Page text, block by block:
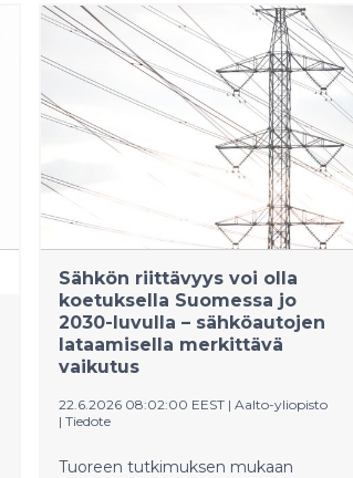
paikallisia ja matkailijoita. Rakentamisen
on tarkoitus käynnistyä syksyllä 2026
asemakaavan vahvistumisen jälkeen,
jolloin uusi palvelukokonaisuus
avattaisiin kesällä 2027. Investoinnin
arvo on noin 10,7 miljoonaa euroa.
Sähkön riittävyys voi olla
koetuksella Suomessa jo
2030-​luvulla – sähköautojen
lataamisella merkittävä
vaikutus
22.6.2026 08:02:00 EEST | Aalto-yliopisto
| Tiedote
Tuoreen tutkimuksen mukaan